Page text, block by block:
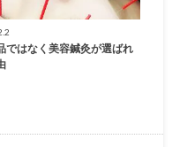
ではなく美容鍼灸が選ばれ